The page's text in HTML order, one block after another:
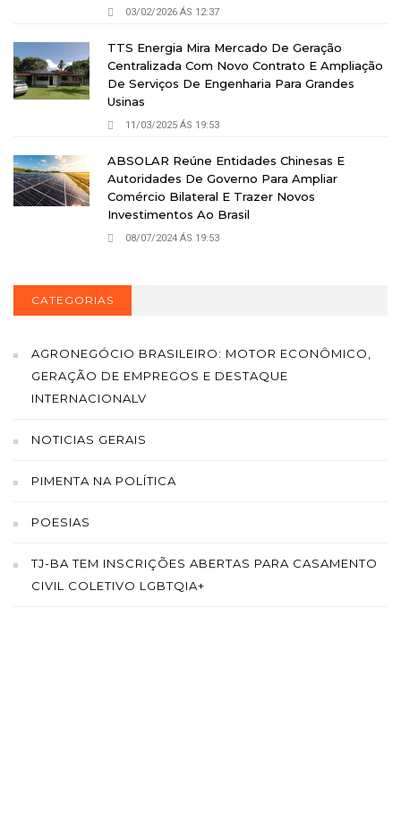
03/02/2026 ÁS 12:37
TTS Energia Mira Mercado De Geração
Centralizada Com Novo Contrato E Ampliação
De Serviços De Engenharia Para Grandes
Usinas
11/03/2025 ÁS 19:53
ABSOLAR Reúne Entidades Chinesas E
Autoridades De Governo Para Ampliar
Comércio Bilateral E Trazer Novos
Investimentos Ao Brasil
08/07/2024 ÁS 19:53
CATEGORIAS
AGRONEGÓCIO BRASILEIRO: MOTOR ECONÔMICO,
GERAÇÃO DE EMPREGOS E DESTAQUE
INTERNACIONALV
NOTICIAS GERAIS
PIMENTA NA POLÍTICA
POESIAS
TJ-BA TEM INSCRIÇÕES ABERTAS PARA CASAMENTO
CIVIL COLETIVO LGBTQIA+